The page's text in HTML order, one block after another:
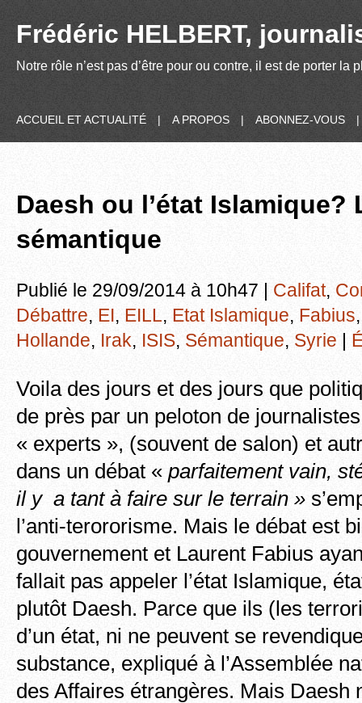
Frédéric HELBERT,
Notre rôle n’est pas d’être pour ou contre, il est de porter
ACCUEIL ET ACTUALITÉ | A PROPOS | ABONNEZ-VOUS |
Daesh ou l’état Islamique?
sémantique
Publié le 29/09/2014 à 10h47 | Califat,
Débattre, EI, EILL, Etat Islamique, Fabius
Hollande, Irak, ISIS, Sémantique, Syrie |
Voila des jours et des jours que
de près par un peloton de
« experts », (souvent de salon) et
dans un débat « parfaitement vain,
il y a tant à faire sur le terrain »
l’anti-terororisme. Mais le débat est
gouvernement et Laurent Fabius
fallait pas appeler l’état Islamique,
plutôt Daesh. Parce que ils (les
d’un état, ni ne peuvent se
substance, expliqué à l’Assemblée
des Affaires étrangères. Mais Daesh